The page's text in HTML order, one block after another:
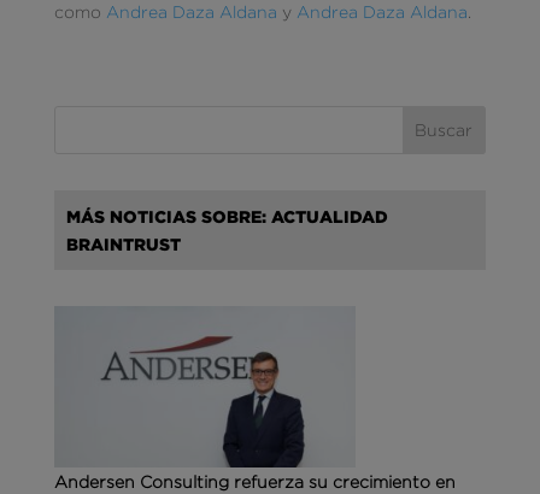
como Andrea Daza Aldana y Andrea Daza Aldana
MÁS NOTICIAS SOBRE: ACTUALIDAD
BRAINTRUST
Andersen Consulting refuerza su crecimiento en